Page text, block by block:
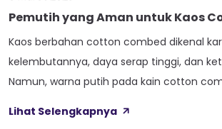
Pemutih yang Aman untuk Kaos
Kaos berbahan cotton combed dikenal
kelembutannya, daya serap tinggi, dan
Namun, warna putih pada kain cotton
keringat, atau pencucian yang kurang
Lihat Selengkapnya